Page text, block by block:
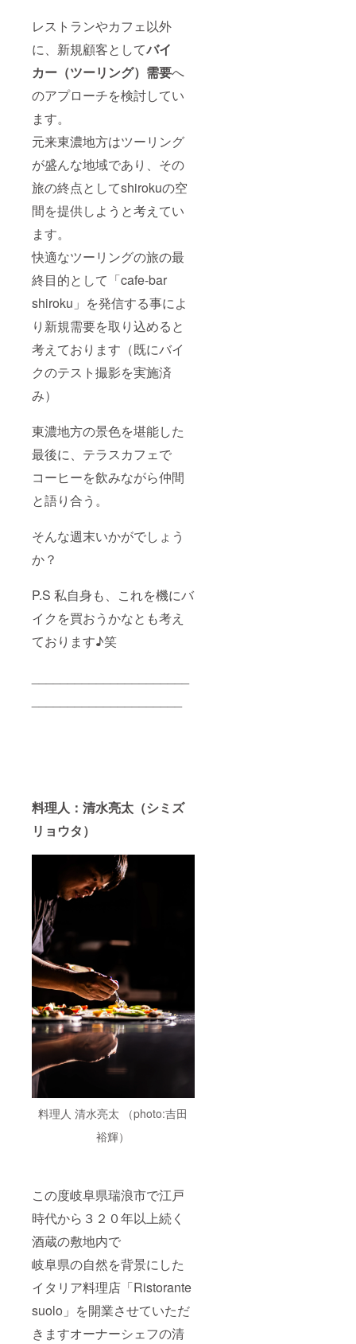
レストランやカフェ以外
に、新規顧客としてバイ
カー（ツーリング）需要へ
のアプローチを検討してい
ます。
元来東濃地方はツーリング
が盛んな地域であり、その
旅の終点としてshirokuの空
間を提供しようと考えてい
ます。
快適なツーリングの旅の最
終目的として「cafe-bar
shiroku」を発信する事によ
り新規需要を取り込めると
考えております（既にバイ
クのテスト撮影を実施済
み）
東濃地方の景色を堪能した
最後に、テラスカフェで
コーヒーを飲みながら仲間
と語り合う。
そんな週末いかがでしょう
か？
P.S 私自身も、これを機にバ
イクを買おうかなとも考え
ております♪笑
料理人：清水亮太（シミズ
リョウタ）
料理人 清水亮太 （photo:吉田
裕輝）
この度岐阜県瑞浪市で江戸
時代から３２０年以上続く
酒蔵の敷地内で
岐阜県の自然を背景にした
イタリア料理店「Ristorante
suolo」を開業させていただ
きますオーナーシェフの清